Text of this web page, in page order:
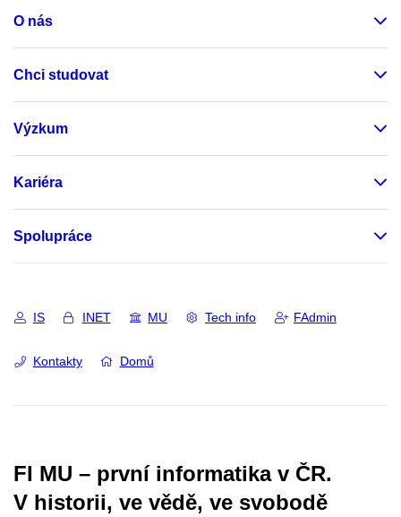
O nás
Chci studovat
Výzkum
Kariéra
Spolupráce
IS INET MU Tech info FAdmin
Kontakty Domů
FI MU – první informatika v ČR.
V historii, ve vědě, ve svobodě